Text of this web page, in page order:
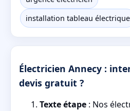
installation tableau électrique
Électricien Annecy :
devis gratuit ?
Texte étape : Nos